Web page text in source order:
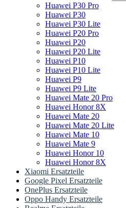
Huawei P30 Pro
Huawei P30
Huawei P30 Lite
Huawei P20 Pro
Huawei P20
Huawei P20 Lite
Huawei P10
Huawei P10 Lite
Huawei P9
Huawei P9 Lite
Huawei Mate 20 Pro
Huawei Honor 8X
Huawei Mate 20
Huawei Mate 20 Lite
Huawei Mate 10
Huawei Mate 9
Huawei Honor 10
Huawei Honor 8X
Xiaomi Ersatzteile
Google Pixel Ersatzteile
OnePlus Ersatzteile
Oppo Handy Ersatzteile